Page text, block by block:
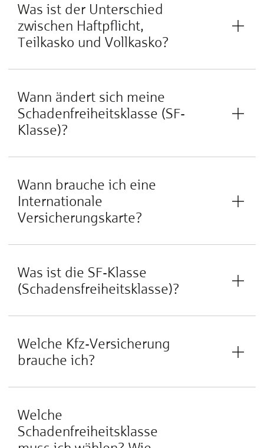
Was ist der Unterschied
zwischen Haftpflicht,
Teilkasko und Vollkasko?
Wann ändert sich meine
Schadenfreiheitsklasse (SF-
Klasse)?
Wann brauche ich eine
Internationale
Versicherungskarte?
Was ist die SF-Klasse
(Schadensfreiheitsklasse)?
Welche Kfz-Versicherung
brauche ich?
Welche
Schadenfreiheitsklasse